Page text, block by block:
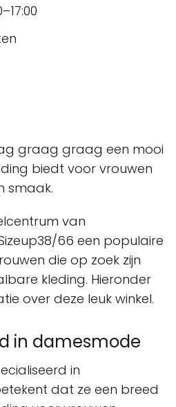
graag graag een mooi
biedt voor vrouwen
smaak.
van
66 een populaire
die op zoek zijn
kleding. Hieronder
over deze leuk winkel.
in damesmode
in
dat ze een breed